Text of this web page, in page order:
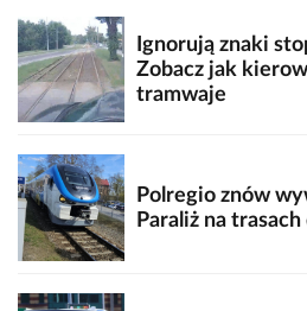
Ignorują znaki
Zobacz jak
tramwaje
Polregio znów
Paraliż na